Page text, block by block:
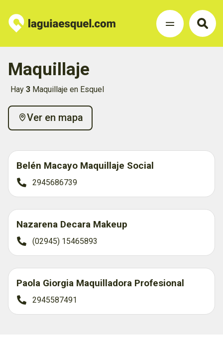
Maquillaje
Hay 3 Maquillaje en Esquel
Ver en mapa
Belén Macayo Maquillaje Social
2945686739
Nazarena Decara Makeup
(02945) 15465893
Paola Giorgia Maquilladora Profesional
2945587491